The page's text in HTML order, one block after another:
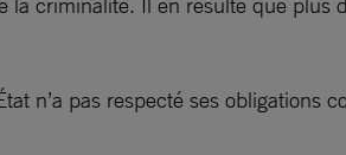
n’a pas respecté ses obligations